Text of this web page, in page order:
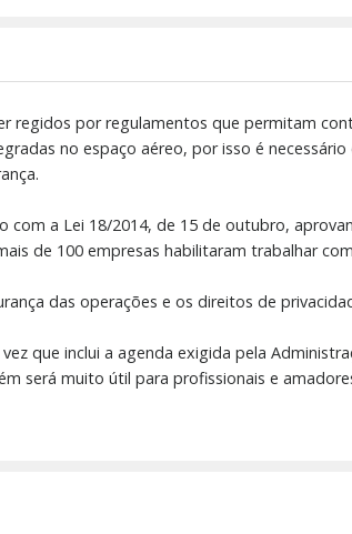
regidos por regulamentos que permitam
no espaço aéreo, por isso é necessário
a Lei 18/2014, de 15 de outubro,
de 100 empresas habilitaram trabalhar
das operações e os direitos de
que inclui a agenda exigida pela
será muito útil para profissionais e